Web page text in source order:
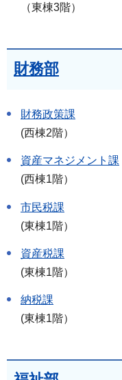
（東棟3階）
財務部
財務政策課
(西棟2階）
資産マネジメント課
(西棟1階）
市民税課
(東棟1階）
資産税課
(東棟1階）
納税課
(東棟1階）